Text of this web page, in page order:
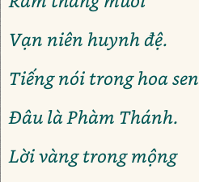
Vạn niên huynh đệ.
Tiếng nói trong hoa sen
Đâu là Phàm Thánh.
Lời vàng trong mộng